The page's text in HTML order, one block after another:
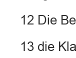
12 Die
13 die